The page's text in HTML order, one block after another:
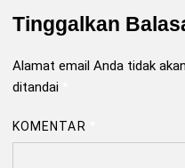
Tinggalkan
Alamat email Anda tidak
ditandai
KOMENTAR